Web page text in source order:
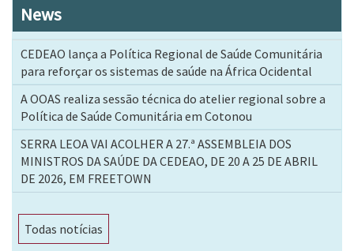
News
CEDEAO lança a Política Regional de Saúde Comunitária
para reforçar os sistemas de saúde na África Ocidental
A OOAS realiza sessão técnica do atelier regional sobre a
Política de Saúde Comunitária em Cotonou
SERRA LEOA VAI ACOLHER A 27.ª ASSEMBLEIA DOS
MINISTROS DA SAÚDE DA CEDEAO, DE 20 A 25 DE ABRIL
DE 2026, EM FREETOWN
Todas notícias